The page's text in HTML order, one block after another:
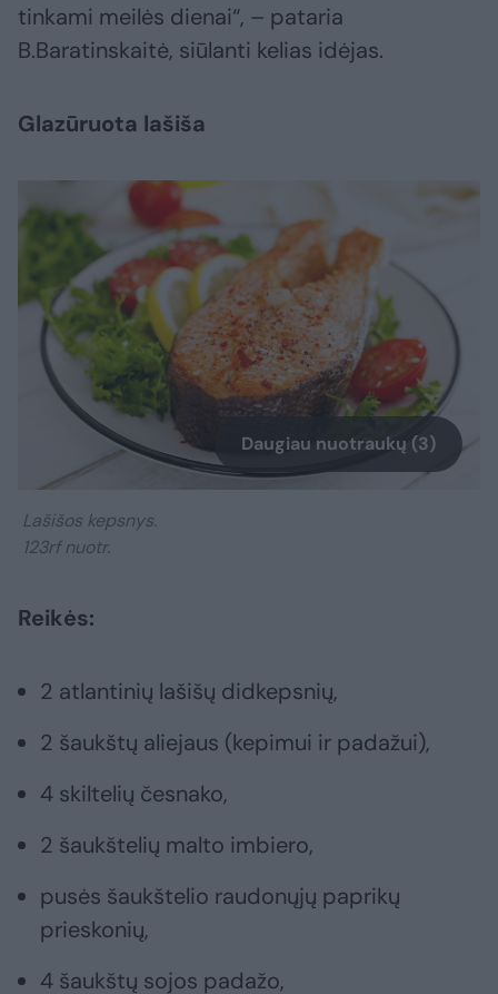
tinkami meilės dienai“, – pataria
B.Baratinskaitė, siūlanti kelias idėjas.
Glazūruota lašiša
Daugiau nuotraukų (3)
Lašišos kepsnys.
123rf nuotr.
Reikės:
2 atlantinių lašišų didkepsnių,
2 šaukštų aliejaus (kepimui ir padažui),
4 skiltelių česnako,
2 šaukštelių malto imbiero,
pusės šaukštelio raudonųjų paprikų
prieskonių,
4 šaukštų sojos padažo,